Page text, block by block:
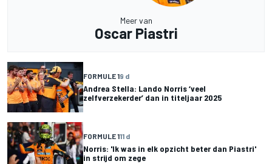
Meer van
Oscar Piastri
FORMULE 19 d
Andrea Stella: Lando Norris ‘veel
zelfverzekerder’ dan in titeljaar 2025
FORMULE 111 d
Norris: 'Ik was in elk opzicht beter dan Piastri'
in strijd om zege